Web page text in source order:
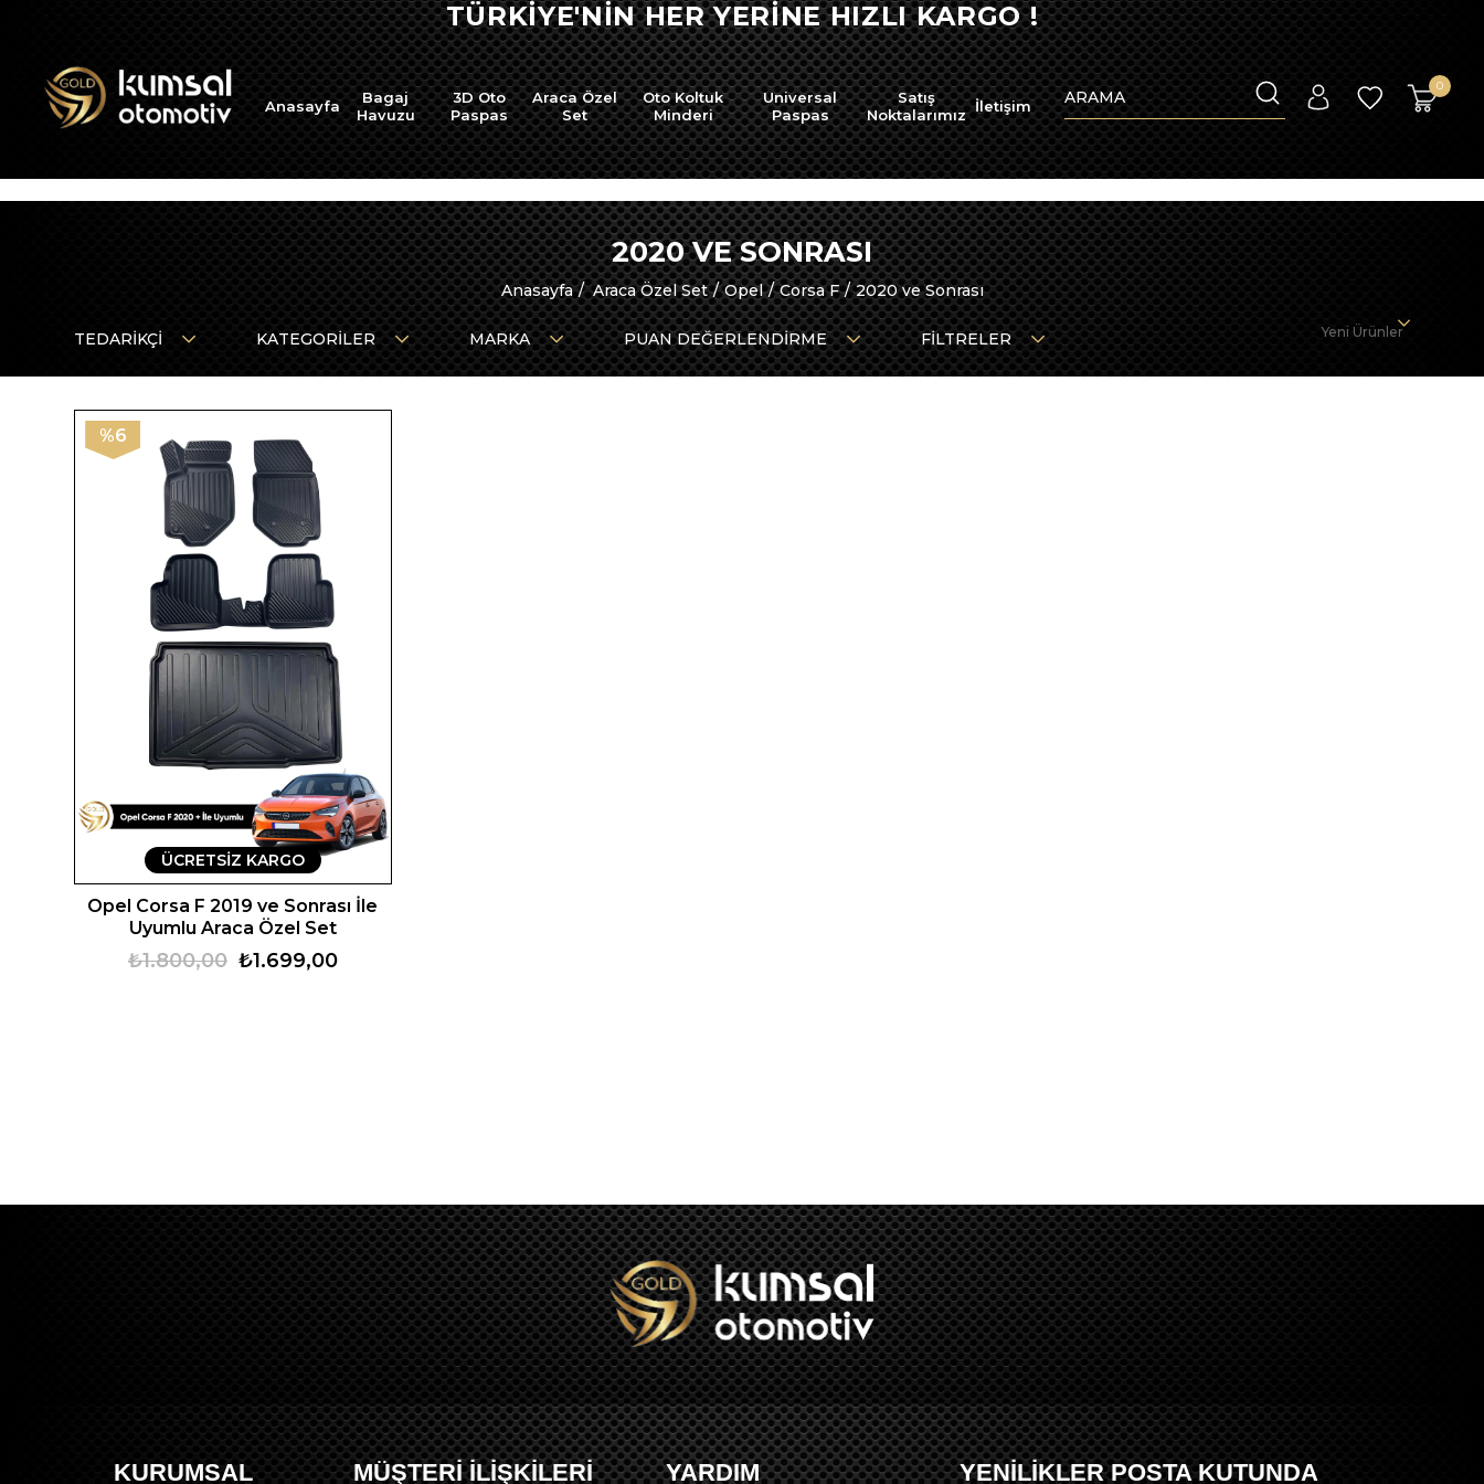
TÜRKİYE'NİN HER YERİNE HIZLI KARGO !
Anasayfa
Bagaj
Havuzu
3D Oto
Paspas
Araca Özel
Set
Oto Koltuk
Minderi
Universal
Paspas
Satış
Noktalarımız İletişim
0
2020 VE SONRASI
Anasayfa Araca Özel Set Opel Corsa F 2020 ve Sonrası
TEDARIKÇI KATEGORILER MARKA PUAN DEĞERLENDIRME FILTRELER Yeni Ürünler
Opel Corsa F 2019 ve Sonrası İle
Uyumlu Araca Özel Set
₺1.699,00
₺1.800,00
%6
ÜCRETSIZ KARGO
KURUMSAL MÜŞTERİ İLİŞKİLERİ YARDIM YENİLİKLER POSTA KUTUNDA